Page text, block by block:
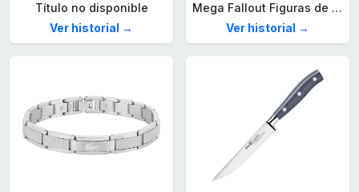
Título no disponible
Ver historial →
Mega Fallout Figuras de acción y Juguetes de construcción, Parada de Camiones Red Rocket con 824 Piezas, 2 Personajes articulados y Accesorios, para coleccionistas, HXT00
Ver historial →